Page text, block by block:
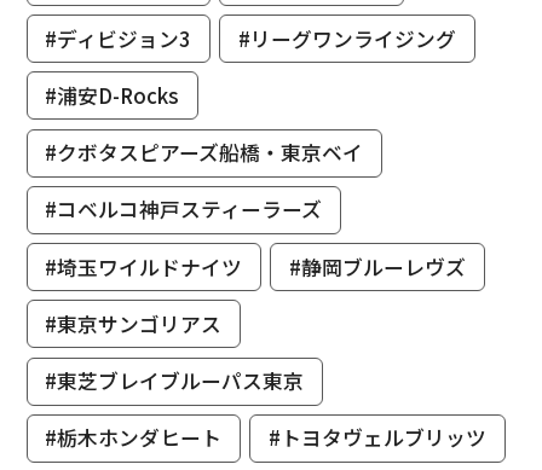
#ディビジョン3
#リーグワンライジング
#浦安D-Rocks
#クボタスピアーズ船橋・東京ベイ
#コベルコ神戸スティーラーズ
#埼玉ワイルドナイツ
#静岡ブルーレヴズ
#東京サンゴリアス
#東芝ブレイブルーパス東京
#栃木ホンダヒート
#トヨタヴェルブリッツ